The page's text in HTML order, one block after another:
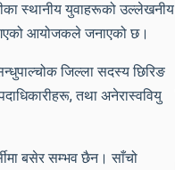
स्थानीय युवाहरूको उल्लेखनीय
गएको आयोजकले जनाएको छ।
जिल्ला सदस्य छिरिङ
तथा अनेरास्ववियु
बसेर सम्भव छैन। साँचो